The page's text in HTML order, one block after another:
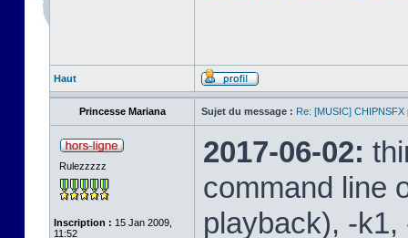
Haut
Princesse Mariana Sujet du message : Re: [MUSIC]
Rulezzzzz
Inscription : 15 Jan 2009,
11:52
2017-06-02:
command line
playback), -